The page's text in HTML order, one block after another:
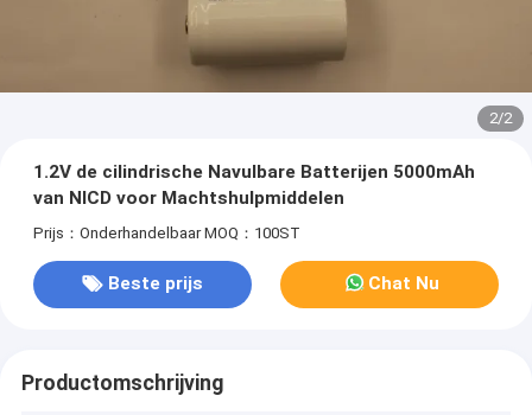
2/2
1.2V de cilindrische Navulbare Batterijen 5000mAh
van NICD voor Machtshulpmiddelen
Prijs：Onderhandelbaar MOQ：100ST
Beste prijs Chat Nu
Productomschrijving